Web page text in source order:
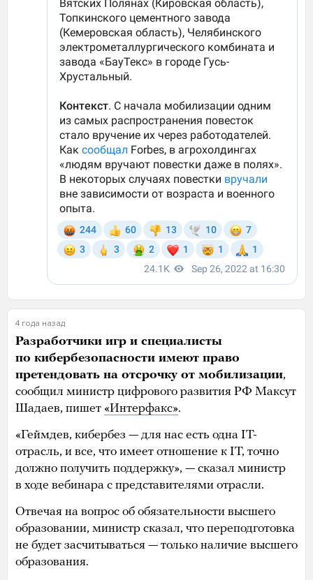
4 года назад
Разработчики игр и специалисты
по кибербезопасности имеют право
претендовать на отсрочку от мобилизации,
сообщил министр цифрового развития РФ Максут
Шадаев, пишет «Интерфакс».
«Геймдев, кибербез — для нас есть одна IT-
отрасль, и все, что имеет отношение к IT, точно
должно получить поддержку», — сказал министр
в ходе вебинара с представителями отрасли.
Отвечая на вопрос об обязательности высшего
образовании, министр сказал, что переподготовка
не будет засчитываться — только наличие высшего
образования.